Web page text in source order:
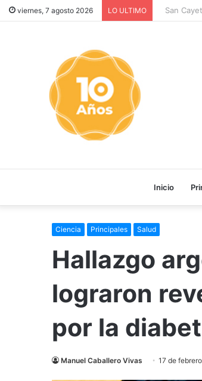
viernes, 7 agosto 2026 LO ULTIMO San
Inicio
Ciencia Principales Salud
Hallazgo
lograron
por la
Manuel Caballero Vivas 17 de